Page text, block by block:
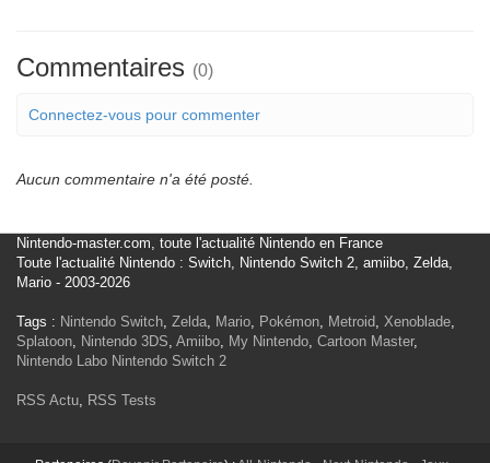
Commentaires (0)
Connectez-vous pour commenter
Aucun commentaire n'a été posté.
Nintendo-master.com, toute l'actualité Nintendo en France
Toute l'actualité Nintendo : Switch, Nintendo Switch 2, amiibo, Zelda,
Mario - 2003-2026
Tags : Nintendo Switch, Zelda, Mario, Pokémon, Metroid, Xenoblade,
Splatoon, Nintendo 3DS, Amiibo, My Nintendo, Cartoon Master,
Nintendo Labo Nintendo Switch 2
RSS Actu, RSS Tests